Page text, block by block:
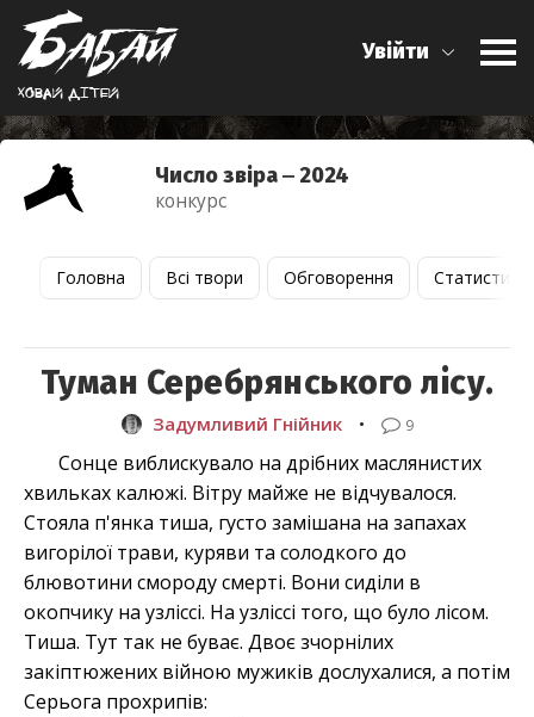
Ховай дiтей
Увійти
Число звіра ‒ 2024
конкурс
Головна Всі твори Обговорення Статистика
Туман Серебрянського лісу.
Задумливий Гнійник • 9
Сонце виблискувало на дрібних маслянистих
хвильках калюжі. Вітру майже не відчувалося.
Стояла п'янка тиша, густо замішана на запахах
вигорілої трави, куряви та солодкого до
блювотини смороду смерті. Вони сиділи в
окопчику на узліссі. На узліссі того, що було лісом.
Тиша. Тут так не буває. Двоє зчорнілих
закіптюжених війною мужиків дослухалися, а потім
Серьога прохрипів: